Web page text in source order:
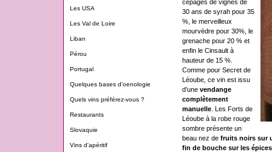
Les USA
Les Val de Loire
Liban
Pérou
Portugal
Quelques bases d'oenologie
Quels vins préférez-vous ?
Restaurants
Slovaquie
Vins d'apéritif
cépages de vignes de
30 ans de syrah pour 35
%, le merveilleux
mourvèdre pour 30%, le
grenache pour 20 % et
enfin le Cinsault à
hauteur de 15 %.
Comme pour Secret de
Léoube, ce vin est issu
d’une vendange
complètement
manuelle. Les Forts de
Léoube à la robe rouge
sombre présente un
beau nez de fruits noirs sur
fin de bouche sur les épices